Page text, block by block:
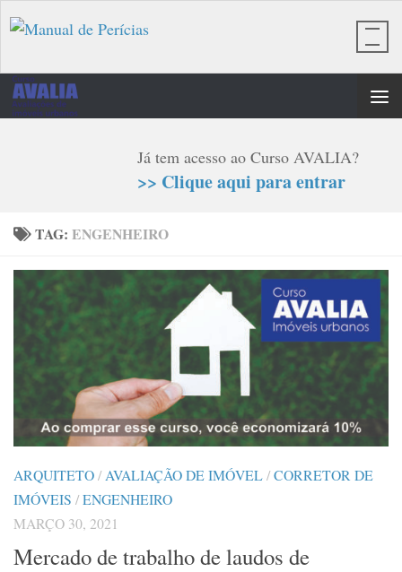
Skip to content
Já tem acesso ao Curso AVALIA?
>> Clique aqui para entrar
TAG: ENGENHEIRO
ARQUITETO/AVALIAÇÃO DE IMÓVEL/CORRETOR DE
IMÓVEIS /ENGENHEIRO
MARÇO 30, 2021
Mercado de trabalho de laudos de